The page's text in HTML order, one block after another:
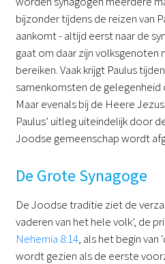
bijzonder tijdens de reizen van
aankomt - altijd eerst naar de
gaat om daar zijn volksgenoten
bereiken. Vaak krijgt Paulus
samenkomsten de
Maar evenals bij de Heere
Paulus’ uitleg uiteindelijk door
Joodse gemeenschap wordt
De Grote Synagoge
De Joodse traditie ziet de
vaderen van het hele volk’, de
Nehemia 8:14, als het begin van
wordt gezien als de eerste